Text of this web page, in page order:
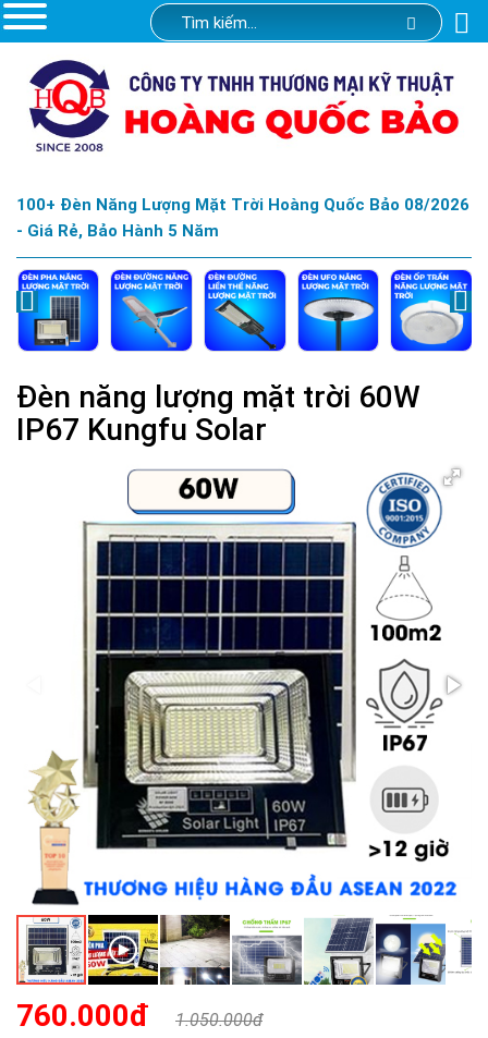
100+ Đèn Năng Lượng Mặt Trời Hoàng Quốc Bảo 08/2026
- Giá Rẻ, Bảo Hành 5 Năm
Đèn năng lượng mặt trời 60W
IP67 Kungfu Solar
760.000đ 1.050.000đ